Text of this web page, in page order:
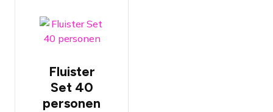
en 1 zender
Kan gebruikt
rondleiding-,
vertaal- of
tourguide
Fluister
Set 40
personen